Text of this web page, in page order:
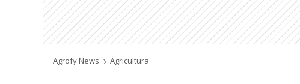
Agrofy News Agricultura